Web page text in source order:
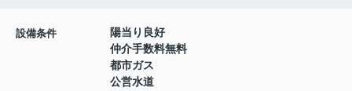
設備条件
陽当り良好
仲介手数料無料
都市ガス
公営水道